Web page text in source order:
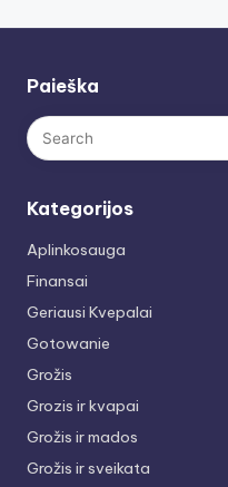
Paieška
Kategorijos
Aplinkosauga
Finansai
Geriausi Kvepalai
Gotowanie
Grožis
Grozis ir kvapai
Grožis ir mados
Grožis ir sveikata